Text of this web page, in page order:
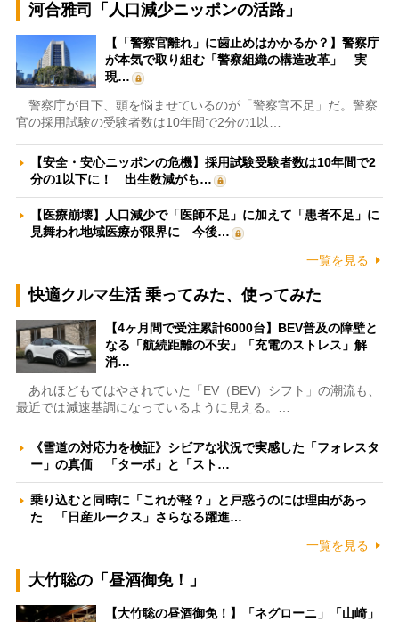
河合雅司「人口減少ニッポンの活路」
【「警察官離れ」に歯止めはかかるか？】警察庁
が本気で取り組む「警察組織の構造改革」 実
現…
警察庁が目下、頭を悩ませているのが「警察官不足」だ。警察
官の採用試験の受験者数は10年間で2分の1以…
【安全・安心ニッポンの危機】採用試験受験者数は10年間で2
分の1以下に！ 出生数減がも…
【医療崩壊】人口減少で「医師不足」に加えて「患者不足」に
見舞われ地域医療が限界に 今後…
一覧を見る
快適クルマ生活 乗ってみた、使ってみた
【4ヶ月間で受注累計6000台】BEV普及の障壁と
なる「航続距離の不安」「充電のストレス」解
消…
あれほどもてはやされていた「EV（BEV）シフト」の潮流も、
最近では減速基調になっているように見える。…
《雪道の対応力を検証》シビアな状況で実感した「フォレスタ
ー」の真価 「ターボ」と「スト…
乗り込むと同時に「これが軽？」と戸惑うのには理由があっ
た 「日産ルークス」さらなる躍進…
一覧を見る
大竹聡の「昼酒御免！」
【大竹聡の昼酒御免！】「ネグローニ」「山崎」